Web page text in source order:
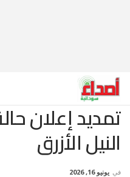
تمديد إعلان
النيل الأزرق
في يونيو 16, 2026